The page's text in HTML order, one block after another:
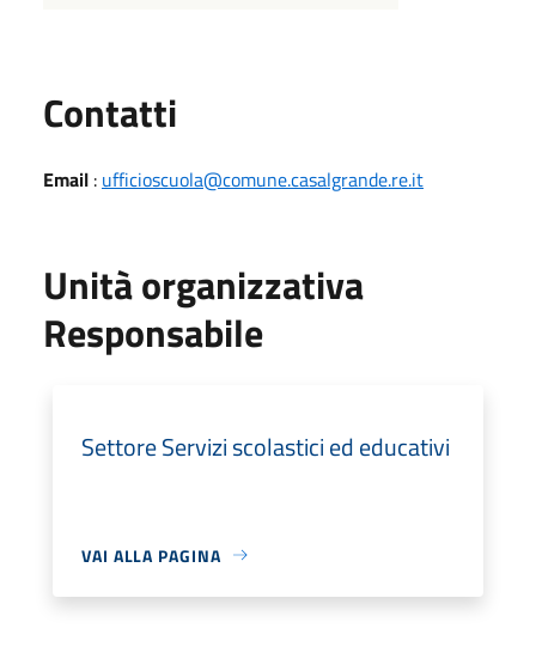
Contatti
Email : ufficioscuola@comune.casalgrande.re.it
Unità organizzativa
Responsabile
Settore Servizi scolastici ed educativi
VAI ALLA PAGINA